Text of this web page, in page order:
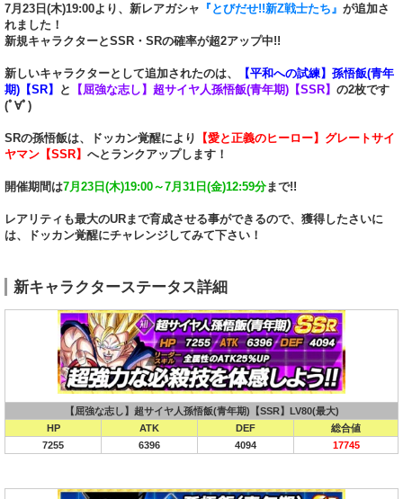
7月23日(木)19:00より、新レアガシャ 『とびだせ!!新Z戦士たち』 が追加さ
れました！
新規キャラクターとSSR・SRの確率が超2アップ中!!
新しいキャラクターとして追加されたのは、
【平和への試練】孫悟飯(青年
期)【SR】
と 【屈強な志し】超サイヤ人孫悟飯(青年期)【SSR】 の2枚です
(ﾟ∀ﾟ)
SRの孫悟飯は、ドッカン覚醒により
【愛と正義のヒーロー】グレートサイ
ヤマン【SSR】 へとランクアップします！
開催期間は7月23日(木)19:00～7月31日(金)12:59分まで!!
レアリティも最大のURまで育成させる事ができるので、獲得したさいに
は、ドッカン覚醒にチャレンジしてみて下さい！
新キャラクターステータス詳細
【屈強な志し】超サイヤ人孫悟飯(青年期)【SSR】LV80(最大)
HP
ATK DEF
総合値
7255
6396 4094 17745